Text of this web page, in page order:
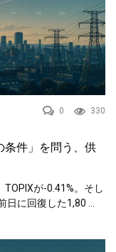
330
0
条件」を問う、供
が-0.41%。そし
に回復した1,80 ...